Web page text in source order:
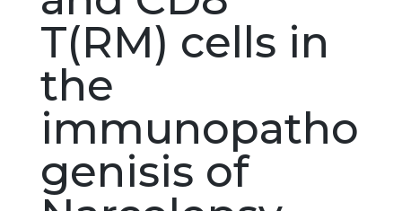
T(RM) cells in
the
immunopatho
genisis of